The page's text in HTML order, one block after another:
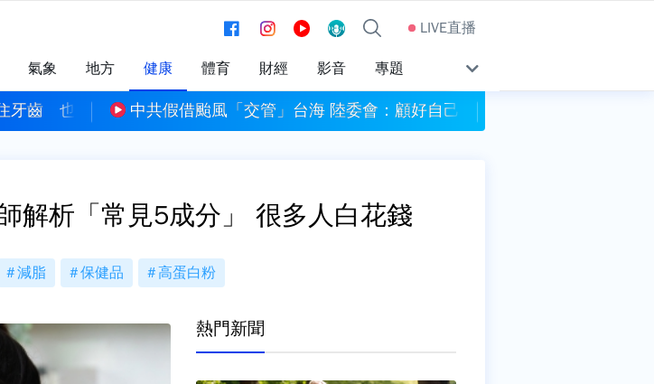
LIVE直播
氣象 地方 健康 體育 財經 影音 專題
牙齒 也守護全身健康中共假借颱風「交管」台海 陸委會：顧好自己的災情
解析「常見5成分」 很多人白花錢
減脂 保健品 高蛋白粉
熱門新聞